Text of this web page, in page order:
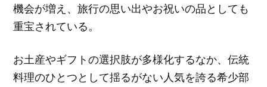
機会が増え、旅行の思い出やお祝いの品としても
重宝されている。
お土産やギフトの選択肢が多様化するなか、伝統
料理のひとつとして揺るがない人気を誇る希少部